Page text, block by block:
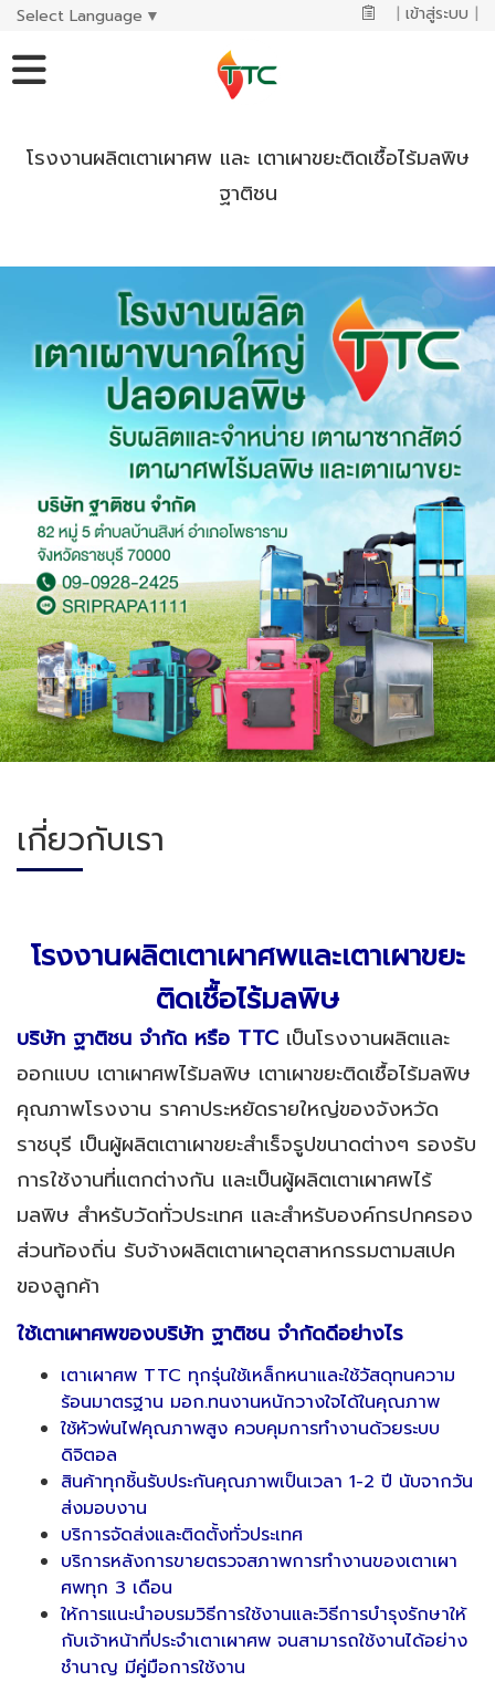
Select Language ▼ | เข้าสู่ระบบ |
โรงงานผลิตเตาเผาศพ และ เตาเผาขยะติดเชื้อไร้มลพิษ
ฐาติชน
เกี่ยวกับเรา
โรงงานผลิตเตาเผาศพและเตาเผาขยะ
ติดเชื้อไร้มลพิษ
บริษัท ฐาติชน จำกัด หรือ TTC เป็นโรงงานผลิตและ
ออกแบบ เตาเผาศพไร้มลพิษ เตาเผาขยะติดเชื้อไร้มลพิษ
คุณภาพโรงงาน ราคาประหยัดรายใหญ่ของจังหวัด
ราชบุรี เป็นผู้ผลิตเตาเผาขยะสำเร็จรูปขนาดต่างๆ รองรับ
การใช้งานที่แตกต่างกัน และเป็นผู้ผลิตเตาเผาศพไร้
มลพิษ สำหรับวัดทั่วประเทศ และสำหรับองค์กรปกครอง
ส่วนท้องถิ่น รับจ้างผลิตเตาเผาอุตสาหกรรมตามสเปค
ของลูกค้า
ใช้เตาเผาศพของบริษัท ฐาติชน จำกัดดีอย่างไร
เตาเผาศพ TTC ทุกรุ่นใช้เหล็กหนาและใช้วัสดุทนความ
ร้อนมาตรฐาน มอก.ทนงานหนักวางใจได้ในคุณภาพ
ใช้หัวพ่นไฟคุณภาพสูง ควบคุมการทำงานด้วยระบบ
ดิจิตอล
สินค้าทุกชิ้นรับประกันคุณภาพเป็นเวลา 1-2 ปี นับจากวัน
ส่งมอบงาน
บริการจัดส่งและติดตั้งทั่วประเทศ
บริการหลังการขายตรวจสภาพการทำงานของเตาเผา
ศพทุก 3 เดือน
ให้การแนะนำอบรมวิธีการใช้งานและวิธีการบำรุงรักษาให้
กับเจ้าหน้าที่ประจำเตาเผาศพ จนสามารถใช้งานได้อย่าง
ชำนาญ มีคู่มือการใช้งาน